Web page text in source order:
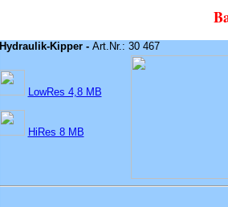
Hydraulik-Kipper - Art.Nr.: 30 467
LowRes 4,8 MB
HiRes 8 MB